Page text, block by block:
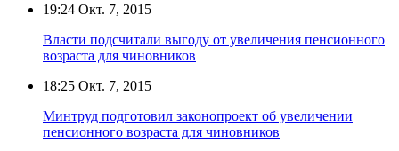
19:24 Окт. 7, 2015
Власти подсчитали выгоду от увеличения пенсионного
возраста для чиновников
18:25 Окт. 7, 2015
Минтруд подготовил законопроект об увеличении
пенсионного возраста для чиновников